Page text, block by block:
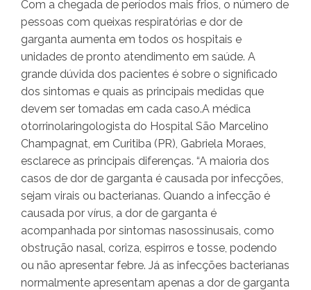
Com a chegada de períodos mais frios, o número de
pessoas com queixas respiratórias e dor de
garganta aumenta em todos os hospitais e
unidades de pronto atendimento em saúde. A
grande dúvida dos pacientes é sobre o significado
dos sintomas e quais as principais medidas que
devem ser tomadas em cada caso.A médica
otorrinolaringologista do Hospital São Marcelino
Champagnat, em Curitiba (PR), Gabriela Moraes,
esclarece as principais diferenças. “A maioria dos
casos de dor de garganta é causada por infecções,
sejam virais ou bacterianas. Quando a infecção é
causada por vírus, a dor de garganta é
acompanhada por sintomas nasossinusais, como
obstrução nasal, coriza, espirros e tosse, podendo
ou não apresentar febre. Já as infecções bacterianas
normalmente apresentam apenas a dor de garganta